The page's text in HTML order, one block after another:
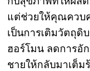
แต่ช่วยให้คุณควบ
เป็นการเติมวัตถุดิ
ฮอร์โมน ลดการอั
ชายให้กลับมาเต็